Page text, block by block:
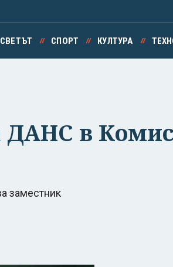
СВЕТЪТ СПОРТ КУЛТУРА
ДАНС в
заместник